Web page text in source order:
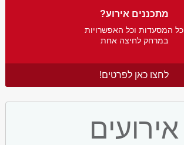
מתכננים אירוע?
כל המסעדות וכל האפשרויות
במרחק לחיצה אחת
לחצו כאן לפרטים!
אירועים